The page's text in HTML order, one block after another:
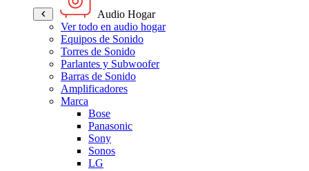
Audio Hogar
Ver todo en audio hogar
Equipos de Sonido
Torres de Sonido
Parlantes y Subwoofer
Barras de Sonido
Amplificadores
Marca
Bose
Panasonic
Sony
Sonos
LG